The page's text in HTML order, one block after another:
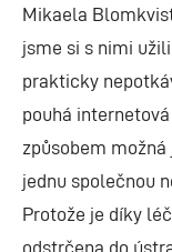
Mikaela
jsme si s nimi
prakticky
pouhá
způsobem
jednu společnou
Protože je díky
odstrčena do